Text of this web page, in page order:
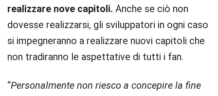
realizzare nove capitoli. Anche se ciò non
dovesse realizzarsi, gli sviluppatori in ogni caso
si impegneranno a realizzare nuovi capitoli che
non tradiranno le aspettative di tutti i fan.
“Personalmente non riesco a concepire la fine